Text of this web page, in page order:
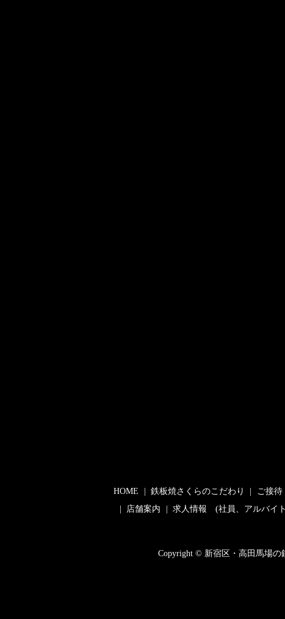
HOME 鉄板焼さくらのこだわり ご接
店舗案内
求人情報 (社員、アルバイ
Copyright © 新宿区・高田馬場の